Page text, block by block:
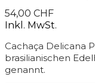
54,00 CHF
Inkl. MwSt.
Cachaça Delicana
brasilianischen
genannt.